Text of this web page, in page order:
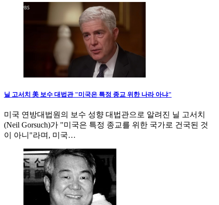
닐 고서치 美 보수 대법관 "미국은 특정 종교 위한 나라 아냐"
미국 연방대법원의 보수 성향 대법관으로 알려진 닐 고서치
(Neil Gorsuch)가 "미국은 특정 종교를 위한 국가로 건국된 것
이 아니"라며, 미국…